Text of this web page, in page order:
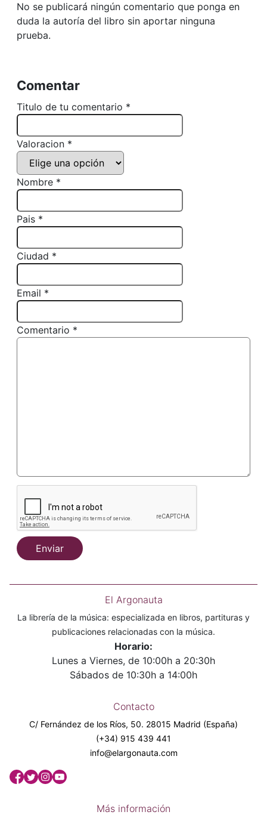
No se publicará ningún comentario que ponga en
duda la autoría del libro sin aportar ninguna
prueba.
Comentar
Titulo de tu comentario *
Valoracion *
Nombre *
Pais *
Ciudad *
Email *
Comentario *
Enviar
El Argonauta
La librería de la música: especializada en libros, partituras y
publicaciones relacionadas con la música.
Horario:
Lunes a Viernes, de 10:00h a 20:30h
Sábados de 10:30h a 14:00h
Contacto
C/ Fernández de los Ríos, 50. 28015 Madrid (España)
(+34) 915 439 441
info@elargonauta.com
Más información